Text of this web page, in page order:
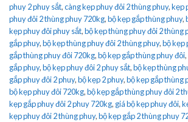
phuy 2 phuy sắt,càng kẹp phuy đôi 2 thùng phuy,kẹp
phuy đôi 2 thùng phuy 720kg,bộ kẹp gắp thùng phuy,
kẹp phuy đôi phuy sắt,bộ kẹp thùng phuy đôi 2 thùng
gắp phuy,bộ kẹp thùng phuy đôi 2 thùng phuy,bộ kẹp
gắp thùng phuy đôi 720kg,bộ kẹp gắp thùng phuy đôi,
gắp phuy,bộ kẹp phuy đôi 2 phuy sắt,bộ kẹp thùng
gắp phuy đôi 2 phuy,bộ kẹp 2 phuy,bộ kẹp gắp thùng
bộ kẹp phuy đôi 720kg,bộ kẹp gắp thùng phuy đôi 2
kẹp gắp phuy đôi 2 phuy 720kg, giá bộ kẹp phuy đôi,
kẹp phuy đôi 2 thùng phuy,bộ kẹp gắp 2 thùng phuy